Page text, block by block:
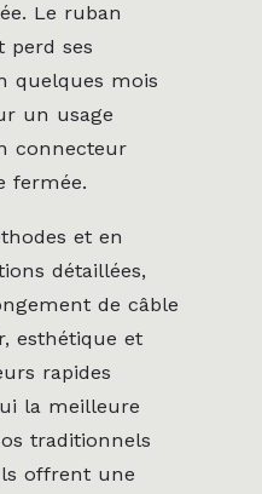
Le ruban
perd ses
quelques mois
un usage
connecteur
fermée.
et en
détaillées,
de câble
esthétique et
rapides
la meilleure
traditionnels
offrent une